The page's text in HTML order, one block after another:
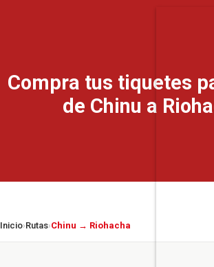
Compra tus tiquetes
de Chinu a
Inicio›Rutas›Chinu → Riohacha